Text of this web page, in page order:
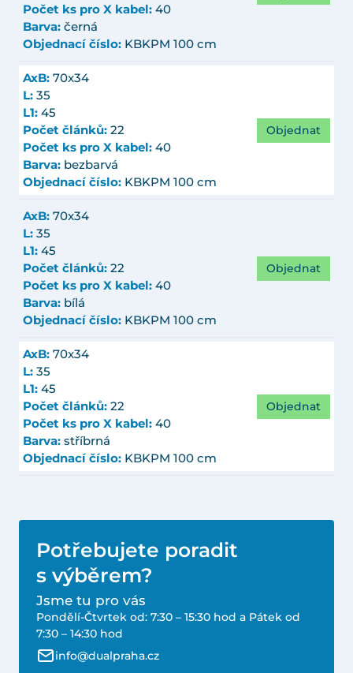
Počet ks pro X kabel: 40
Barva: černá
Objednací číslo: KBKPM 100 cm
AxB: 70x34
L: 35
L1: 45
Počet článků: 22
Počet ks pro X kabel: 40
Barva: bezbarvá
Objednací číslo: KBKPM 100 cm
Objednat
AxB: 70x34
L: 35
L1: 45
Počet článků: 22
Počet ks pro X kabel: 40
Barva: bílá
Objednací číslo: KBKPM 100 cm
Objednat
AxB: 70x34
L: 35
L1: 45
Počet článků: 22
Počet ks pro X kabel: 40
Barva: stříbrná
Objednací číslo: KBKPM 100 cm
Objednat
Potřebujete poradit
s výběrem?
Jsme tu pro vás
Pondělí-Čtvrtek od: 7:30 – 15:30 hod a Pátek od
7:30 – 14:30 hod
info@dualpraha.cz